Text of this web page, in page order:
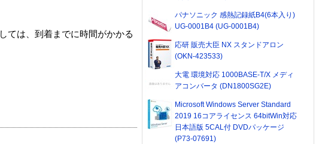
ては、到着までに時間がかかる
パナソニック 感熱記録紙B4(6本入り)
UG-0001B4 (UG-0001B4)
応研 販売大臣 NX スタンドアロン
(OKN-423533)
大電 環境対応 1000BASE-T/X メディ
アコンバータ (DN1800SG2E)
Microsoft Windows Server Standard
2019 16コアライセンス 64bitWin対応
日本語版 5CAL付 DVDパッケージ
(P73-07691)